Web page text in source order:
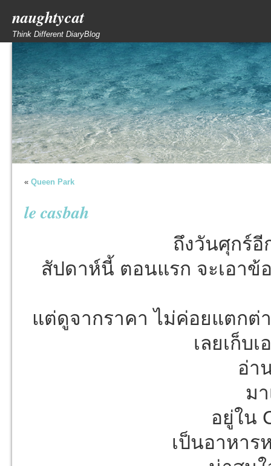
naughtycat
Think Different DiaryBlog
« Queen Park
le casbah
ถึงวันศุกร์อี
สัปดาห์นี้ ตอนแรก จะเอาข้
แต่ดูจากราคา ไม่ค่อยแตกต่
เลยเก็บ
อ่า
ม
อยู่ใน
เป็นอาหา